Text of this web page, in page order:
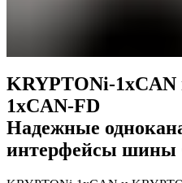
KRYPTONi-
1xCAN-FD
Надежные
интерфейсы шины